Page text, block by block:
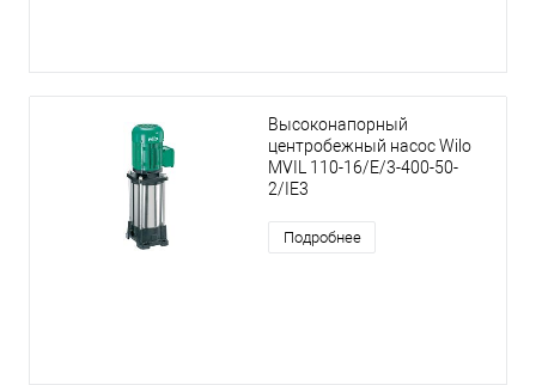
Высоконапорный
центробежный насос Wilo
MVIL 110-16/E/3-400-50-
2/IE3
Подробнее